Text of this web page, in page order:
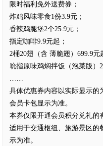
限时福利免外送费券；
炸鸡风味零食1份3.9元；
香辣鸡腿堡2个25.9元；
指定咖啡9.9元起；
2桶20翅（含 薄脆翅）699.9元
吮指原味鸡焖拌饭（泡菜版）2
……
具体优惠券内容以实际显示的
会员卡包显示为准。
本券仅限开通会员积分兑礼的
适用于交通枢纽、旅游景区的
示为准。